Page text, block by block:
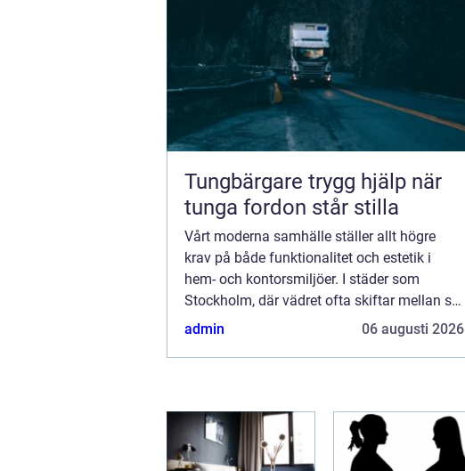
Tungbärgare trygg hjälp när
tunga fordon står stilla
Vårt moderna samhälle ställer allt högre
krav på både funktionalitet och estetik i
hem- och kontorsmiljöer. I städer som
Stockholm, där vädret ofta skiftar mellan sol
och regn, blir behovet av effe...
admin 06 augusti 2026